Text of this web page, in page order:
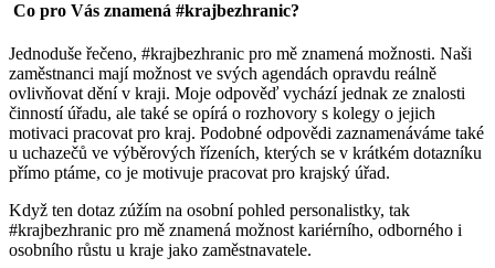
Co pro Vás znamená #krajbezhranic?
Jednoduše řečeno, #krajbezhranic pro mě znamená možnosti. Naši
zaměstnanci mají možnost ve svých agendách opravdu reálně
ovlivňovat dění v kraji. Moje odpověď vychází jednak ze znalosti
činností úřadu, ale také se opírá o rozhovory s kolegy o jejich
motivaci pracovat pro kraj. Podobné odpovědi zaznamenáváme také
u uchazečů ve výběrových řízeních, kterých se v krátkém dotazníku
přímo ptáme, co je motivuje pracovat pro krajský úřad.
Když ten dotaz zúžím na osobní pohled personalistky, tak
#krajbezhranic pro mě znamená možnost kariérního, odborného i
osobního růstu u kraje jako zaměstnavatele.